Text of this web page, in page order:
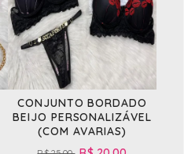
CONJUNTO BORDADO
BEIJO PERSONALIZÁVEL
(COM AVARIAS)